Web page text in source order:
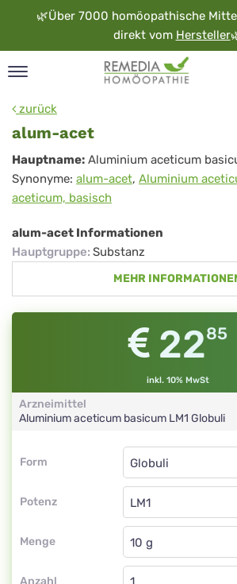
🌿Über 7000 homöopathische
direkt vom Hersteller
zurück
alum-acet
alum-
acet
Hauptname: Aluminium aceticum
Synonyme: alum-acet, Aluminium
aceticum, basisch
alum-acet Informationen
Hauptgruppe: Substanz
MEHR
2285
inkl. 10% MwSt
Arzneimittel
Aluminium aceticum basicum LM1 Globuli
Form
Form
Potenz
Globuli
LM1
Menge
Globuli
Anzahl